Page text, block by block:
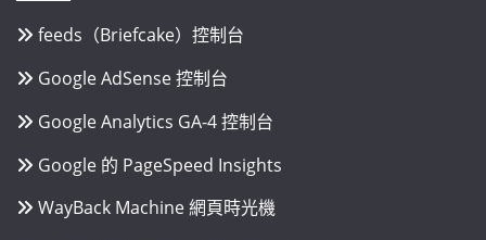
feeds（Briefcake）控制台
Google AdSense 控制台
Google Analytics GA-4 控制台
Google 的 PageSpeed Insights
WayBack Machine 網頁時光機